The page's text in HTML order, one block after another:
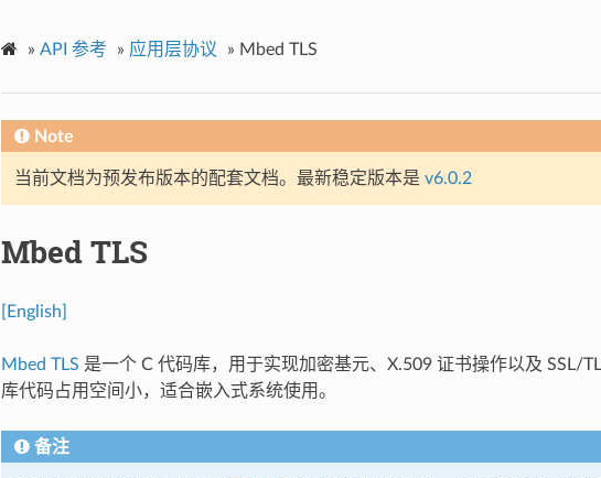
» API 参考 » 应用层协议 » Mbed TLS
Note
当前文档为预发布版本的配套文档。最新稳定版本是 v6.0.2
Mbed TLS
[English]
Mbed TLS 是一个 C 代码库，用于实现加密基元、X.509 证书操作以及 SSL/
库代码占用空间小，适合嵌入式系统使用。
备注